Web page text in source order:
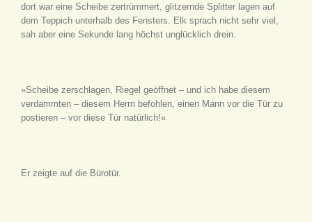
dort war eine Scheibe zertrümmert, glitzernde Splitter lagen auf
dem Teppich unterhalb des Fensters. Elk sprach nicht sehr viel,
sah aber eine Sekunde lang höchst unglücklich drein.
»Scheibe zerschlagen, Riegel geöffnet – und ich habe diesem
verdammten – diesem Herrn befohlen, einen Mann vor die Tür zu
postieren – vor diese Tür natürlich!«
Er zeigte auf die Bürotür.